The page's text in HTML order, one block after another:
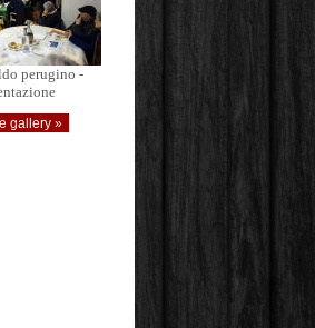
perugino -